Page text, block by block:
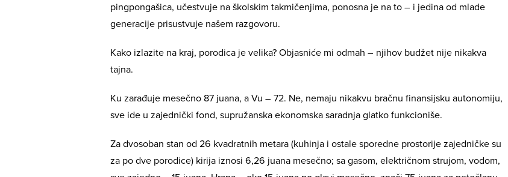
pingpongašica, učestvuje na školskim takmičenjima, ponosna je na to – i jedina od mlade
generacije prisustvuje našem razgovoru.
Kako izlazite na kraj, porodica je velika? Objasniće mi odmah – njihov budžet nije nikakva
tajna.
Ku zarađuje mesečno 87 juana, a Vu – 72. Ne, nemaju nikakvu bračnu finansijsku autonomiju,
sve ide u zajednički fond, supružanska ekonomska saradnja glatko funkcioniše.
Za dvosoban stan od 26 kvadratnih metara (kuhinja i ostale sporedne prostorije zajedničke su
za po dve porodice) kirija iznosi 6,26 juana mesečno; sa gasom, električnom strujom, vodom,